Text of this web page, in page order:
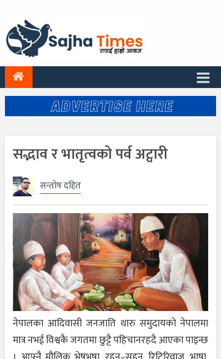
सद्भाव र भातृत्वको पर्व अट्वारी
सन्तोष दहित
नेपालका आदिवासी जनजाति थारु समुदायको नेपालमा
मात्र नभई विश्वकै जगतमा छुट्टै पहिचानरहदै आएका पाइन्छ